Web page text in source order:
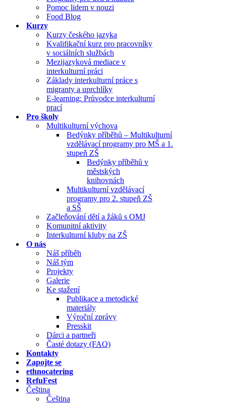
Pomoc lidem v nouzi
Food Blog
Kurzy
Kurzy českého jazyka
Kvalifikační kurz pro pracovníky
v sociálních službách
Mezijazyková mediace v
interkulturní práci
Základy interkulturní práce s
migranty a uprchlíky
E-learning: Průvodce interkulturní
prací
Pro školy
Multikulturní výchova
Bedýnky příběhů – Multikulturní
vzdělávací programy pro MŠ a 1.
stupeň ZŠ
Bedýnky příběhů v
městských
knihovnách
Multikulturní vzdělávací
programy pro 2. stupeň ZŠ
a SŠ
Začleňování dětí a žáků s OMJ
Komunitní aktivity
Interkulturní kluby na ZŠ
O nás
Náš příběh
Náš tým
Projekty
Galerie
Ke stažení
Publikace a metodické
materiály
Výroční zprávy
Presskit
Dárci a partneři
Časté dotazy (FAQ)
Kontakty
Zapojte se
ethnocatering
RefuFest
Čeština
Čeština